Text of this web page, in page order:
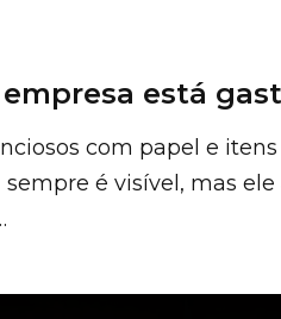
está
com papel e
é visível, mas